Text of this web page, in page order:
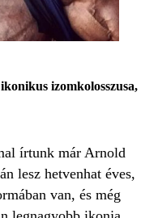
izomkolosszusa,
írtunk már Arnold
lesz hetvenhat éves,
van, és még